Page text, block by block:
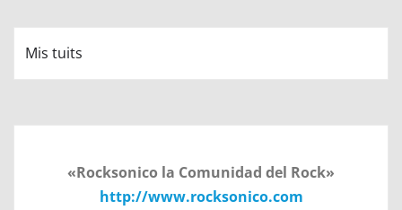
Mis tuits
«Rocksonico la Comunidad del Rock»
http://www.rocksonico.com